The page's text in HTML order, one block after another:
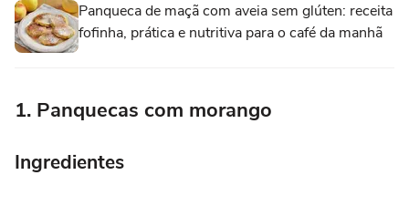
Panqueca de maçã com aveia sem glúten: receita
fofinha, prática e nutritiva para o café da manhã
1. Panquecas com morango
Ingredientes